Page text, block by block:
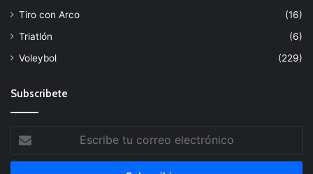
Tiro con Arco
(16)
Triatlón
(6)
Voleybol
(229)
Subscribete
Escribe
tu
correo